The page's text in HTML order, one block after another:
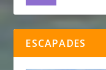
ESCAPADES